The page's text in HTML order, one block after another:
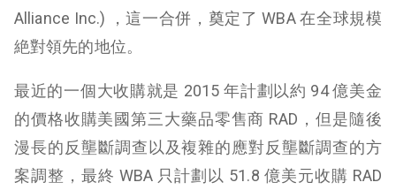
Alliance Inc.) ，這一合併，奠定了 WBA 在全球規模
絶對領先的地位。
最近的一個大收購就是 2015 年計劃以約 94 億美金
的價格收購美國第三大藥品零售商 RAD，但是隨後
漫長的反壟斷調查以及複雜的應對反壟斷調查的方
案調整，最終 WBA 只計劃以 51.8 億美元收購 RAD